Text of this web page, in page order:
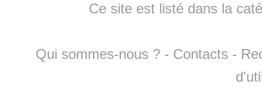
Ce site est listé dans la
Qui sommes-nous ? - Contacts -